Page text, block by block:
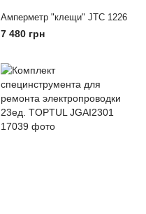
Амперметр "клещи" JTC 1226
7 480 грн